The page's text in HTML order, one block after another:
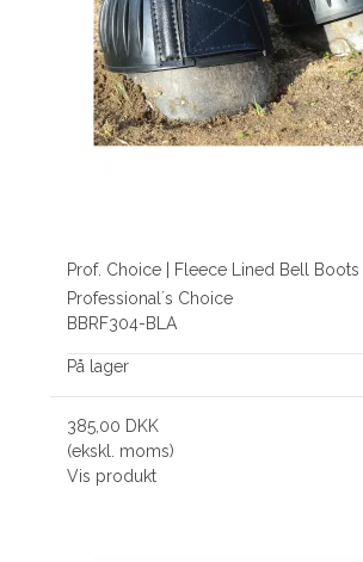
Prof. Choice | Fleece Lined Bell Boots
Professional´s Choice
BBRF304-BLA
På lager
385,00 DKK
(ekskl. moms)
Vis produkt